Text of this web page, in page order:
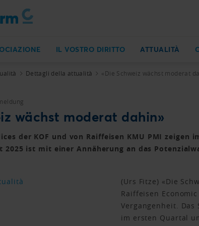
IL VOSTRO DIRITTO ATTUALITÀ
Dettagli della attualità «Die Schweiz wächst moderat
wächst moderat dahin»
der KOF und von Raiffeisen KMU PMI
2025 ist mit einer Annäherung an das
(Urs Fitze) «Die
Raiffeisen
Vergangenheit.
im ersten Quartal